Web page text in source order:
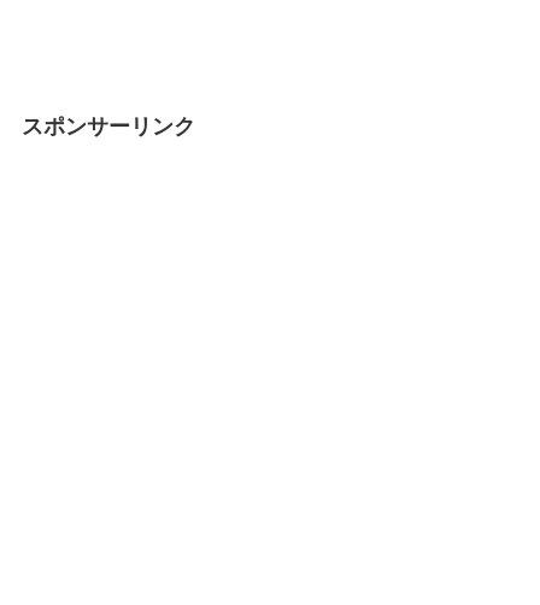
スポンサーリンク